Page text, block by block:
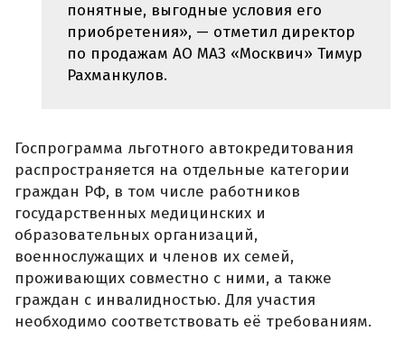
понятные, выгодные условия его
приобретения», — отметил директор
по продажам АО МАЗ «Москвич» Тимур
Рахманкулов.
Госпрограмма льготного автокредитования
распространяется на отдельные категории
граждан РФ, в том числе работников
государственных медицинских и
образовательных организаций,
военнослужащих и членов их семей,
проживающих совместно с ними, а также
граждан с инвалидностью. Для участия
необходимо соответствовать её требованиям.